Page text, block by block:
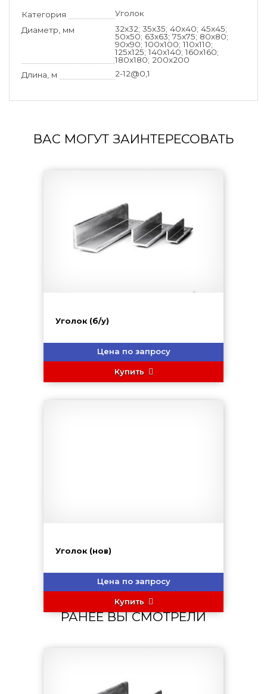
Категория
Уголок
Диаметр, мм
32x32; 35x35; 40x40; 45x45;
50x50; 63x63; 75x75; 80x80;
90x90; 100x100; 110x110;
125x125; 140x140; 160x160;
180x180; 200x200
Длина, м
2-12@0,1
ВАС МОГУТ ЗАИНТЕРЕСОВАТЬ
Уголок (б/у)
Цена по запросу
Купить
Уголок (нов)
Цена по запросу
Купить
РАНЕЕ ВЫ СМОТРЕЛИ